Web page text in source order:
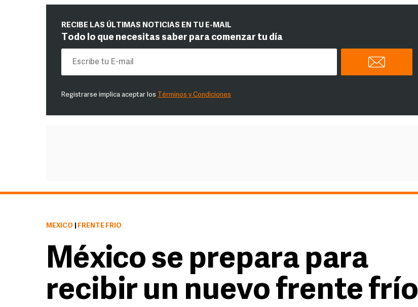
RECIBE LAS ÚLTIMAS NOTICIAS EN TU E-MAIL
Todo lo que necesitas saber para comenzar tu día
Registrarse implica aceptar los Términos y Condiciones
MÉXICO FRENTE FRÍO
México se prepara para
recibir un nuevo frente frío